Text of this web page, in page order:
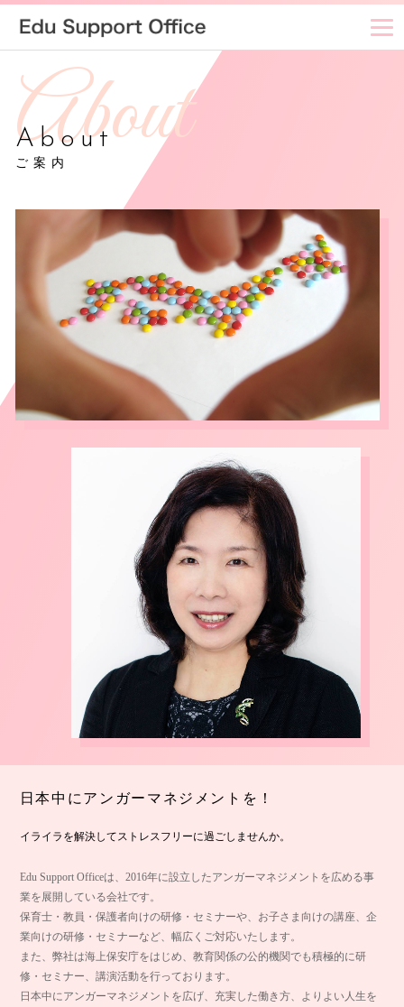
About
ご案内
日本中にアンガーマネジメントを！
イライラを解決してストレスフリーに過ごしませんか。
Edu Support Officeは、2016年に設立したアンガーマネジメントを広める事
業を展開している会社です。
保育士・教員・保護者向けの研修・セミナーや、お子さま向けの講座、企
業向けの研修・セミナーなど、幅広くご対応いたします。
また、弊社は海上保安庁をはじめ、教育関係の公的機関でも積極的に研
修・セミナー、講演活動を行っております。
日本中にアンガーマネジメントを広げ、充実した働き方、よりよい人生を